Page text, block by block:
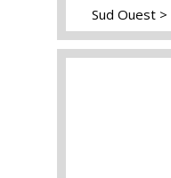
Sud Ouest